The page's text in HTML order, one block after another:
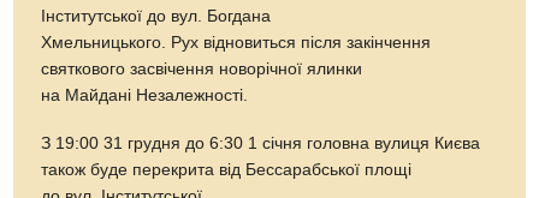
Інститутської до вул. Богдана
Хмельницького. Рух відновиться після закінчення
святкового засвічення новорічної ялинки
на Майдані Незалежності.
З 19:00 31 грудня до 6:30 1 січня головна вулиця Києва
також буде перекрита від Бессарабської площі